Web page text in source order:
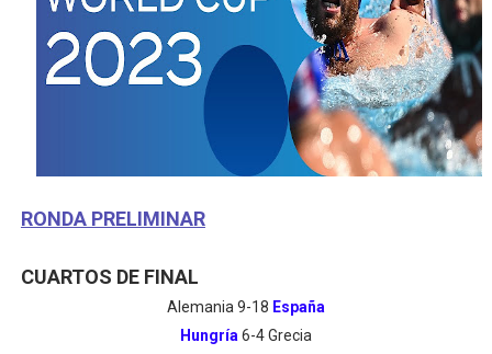
RONDA PRELIMINAR
CUARTOS DE FINAL
Alemania 9-18 España
Hungría 6-4 Grecia